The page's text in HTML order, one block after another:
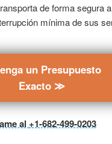
de forma segura
mínima de sus
un Presupuesto
Exacto ≫
al +1-682-499-0203